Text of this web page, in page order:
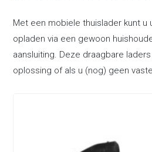
Met een mobiele thuislader kunt u
opladen via een gewoon
aansluiting. Deze draagbare
oplossing of als u (nog) geen